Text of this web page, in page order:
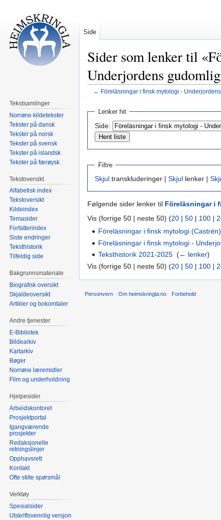
Sider som lenker til
Underjordens
← Föreläsningar i finsk mytologi -
Hopp
navigering
Hopp
søk
Lenker hit
Side:
Filtre
Skjul transkluderinger | Skjul lenker |
Følgende sider lenker til Föreläsningar i
Vis (forrige 50 | neste 50) (20 | 50 | 100 |
Föreläsningar i finsk mytologi (Castrén)
Föreläsningar i finsk mytologi -
Teksthistorik 2021-2025 ‎(← lenker)
Vis (forrige 50 | neste 50) (20 | 50 | 100 |
Side
Tekstsamlinger
Norrøne kildetekster
Tekster på dansk
Tekster på norsk
Tekster på svensk
Tekster på islandsk
Tekster på færøysk
Tekstoversikt
Alfabetisk index
Tekstoversikt
Kildeindex
Temasider
Forfatterindex
Siste endringer
Teksthistorik
Tilfeldig side
Bakgrunnsmateriale
Biografisk oversikt
Skjaldeoversikt
Artikler og bokomtaler
Andre tjenester
E-Bibliotek
Bildearkiv
Kartarkiv
Bøger
Norrøne læremidler
Film og underholdning
Hjelpesider
Arbeidskontoret
Prosjektportal
Igangværende
prosjekter
Redaksjonelle
retningslinjer
Opphavsrett
Kontakt
Ofte stilte spørsmål
Verktøy
Spesialsider
Utskriftsvennlig versjon
Personvern Om heimskringla.no Forbehold